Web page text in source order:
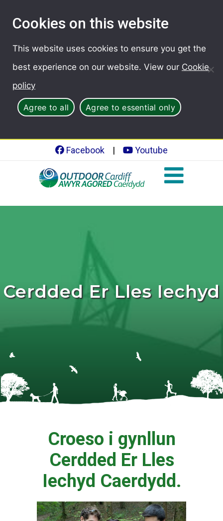
Cookies on this website
This website uses cookies to ensure you get the
best experience on our website. View our Cookie
policy
Agree to all Agree to essential only
Facebook | Youtube
Cerdded Er Lles Iechyd
Croeso i gynllun
Cerdded Er Lles
Iechyd Caerdydd.